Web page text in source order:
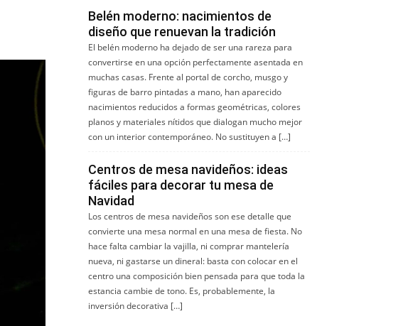
Belén moderno: nacimientos de
diseño que renuevan la tradición
El belén moderno ha dejado de ser una rareza para
convertirse en una opción perfectamente asentada en
muchas casas. Frente al portal de corcho, musgo y
figuras de barro pintadas a mano, han aparecido
nacimientos reducidos a formas geométricas, colores
planos y materiales nítidos que dialogan mucho mejor
con un interior contemporáneo. No sustituyen a […]
Centros de mesa navideños: ideas
fáciles para decorar tu mesa de
Navidad
Los centros de mesa navideños son ese detalle que
convierte una mesa normal en una mesa de fiesta. No
hace falta cambiar la vajilla, ni comprar mantelería
nueva, ni gastarse un dineral: basta con colocar en el
centro una composición bien pensada para que toda la
estancia cambie de tono. Es, probablemente, la
inversión decorativa […]